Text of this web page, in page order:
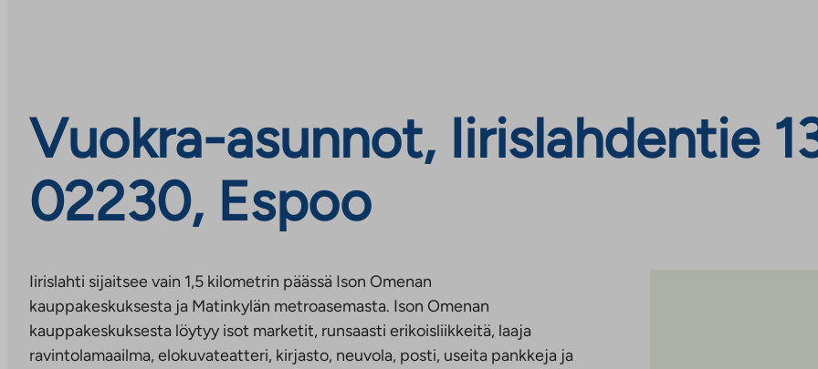
Vuokra-asunnot, Iirislahdentie
02230, Espoo
Iirislahti sijaitsee vain 1,5 kilometrin päässä Ison Omenan
kauppakeskuksesta ja Matinkylän metroasemasta. Ison Omenan
kauppakeskuksesta löytyy isot marketit, runsaasti erikoisliikkeitä, laaja
ravintolamaailma, elokuvateatteri, kirjasto, neuvola, posti, useita pankkeja ja